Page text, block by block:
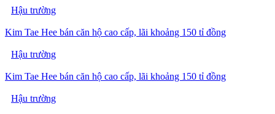
Hậu trường
Kim Tae Hee bán căn hộ cao cấp, lãi khoảng 150 tỉ đồng
Hậu trường
Kim Tae Hee bán căn hộ cao cấp, lãi khoảng 150 tỉ đồng
Hậu trường